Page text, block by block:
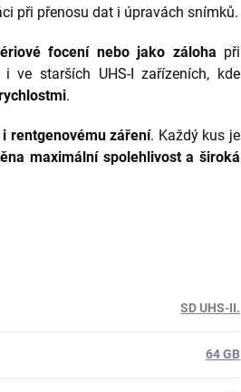
při přenosu dat i úpravách snímků.
focení nebo jako záloha při
ve starších UHS-I zařízeních, kde
.
rentgenovému záření. Každý kus je
maximální spolehlivost a široká
SD UHS-II.
64 GB